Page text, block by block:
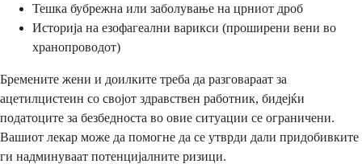
Тешка бубрежна или заболување на црниот дроб
Историја на езофагеални варикси (проширени вени во
хранопроводот)
Бремените жени и доилките треба да разговараат за
ацетилцистеин со својот здравствен работник, бидејќи
податоците за безбедноста во овие ситуации се ограничени.
Вашиот лекар може да помогне да се утврди дали придобивките
ги надминуваат потенцијалните ризици.